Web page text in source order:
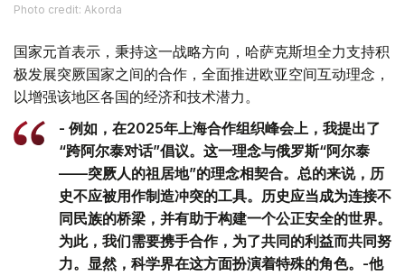
Photo credit: Akorda
国家元首表示，秉持这一战略方向，哈萨克斯坦全力支持积
极发展突厥国家之间的合作，全面推进欧亚空间互动理念，
以增强该地区各国的经济和技术潜力。
- 例如，在2025年上海合作组织峰会上，我提出了
“跨阿尔泰对话”倡议。这一理念与俄罗斯“阿尔泰
——突厥人的祖居地”的理念相契合。总的来说，历
史不应被用作制造冲突的工具。历史应当成为连接不
同民族的桥梁，并有助于构建一个公正安全的世界。
为此，我们需要携手合作，为了共同的利益而共同努
力。显然，科学界在这方面扮演着特殊的角色。-他